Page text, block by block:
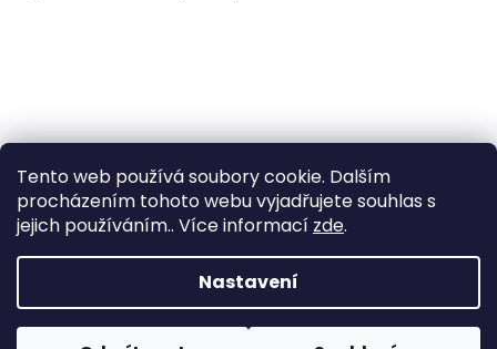
Tento web používá soubory cookie. Dalším
procházením tohoto webu vyjadřujete souhlas s
jejich používáním.. Více informací zde.
Nastavení
Vytvořil Shoptet
Copyright 2026WintersportHK. Všechna práva